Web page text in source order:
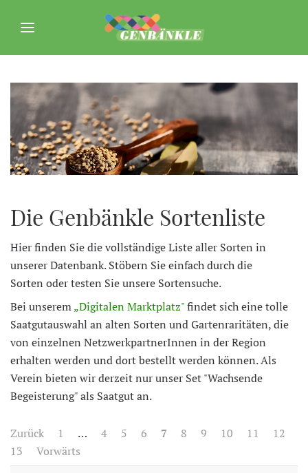
Die Genbänkle Sortenliste
Hier finden Sie die vollständige Liste aller Sorten in
unserer Datenbank. Stöbern Sie einfach durch die
Sorten oder testen Sie unsere Sortensuche.
Bei unserem„Digitalen Marktplatz"findet sich eine tolle
Saatgutauswahl an alten Sorten und Gartenraritäten, die
von einzelnen NetzwerkpartnerInnen in der Region
erhalten werden und dort bestellt werden können. Als
Verein bieten wir derzeit nur unser Set "Wachsende
Begeisterung" als Saatgut an.
Zurück 1 … 4 5 6 7 8 9 10 11
12
13
Vorwärts